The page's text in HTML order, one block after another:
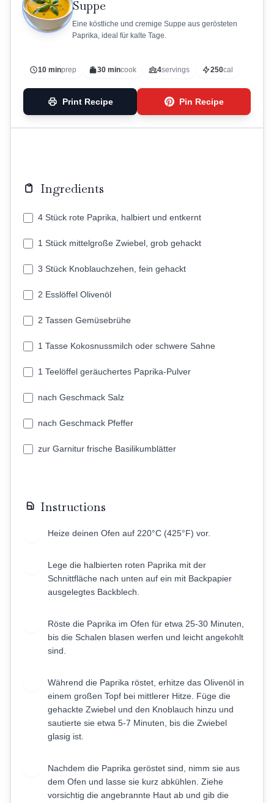
Suppe
Eine köstliche und cremige Suppe aus gerösteten
Paprika, ideal für kalte Tage.
10 minprep 30 mincook 4servings 250cal
Print Recipe Pin Recipe
Ingredients
4 Stück rote Paprika, halbiert und entkernt
1 Stück mittelgroße Zwiebel, grob gehackt
3 Stück Knoblauchzehen, fein gehackt
2 Esslöffel Olivenöl
2 Tassen Gemüsebrühe
1 Tasse Kokosnussmilch oder schwere Sahne
1 Teelöffel geräuchertes Paprika-Pulver
nach Geschmack Salz
nach Geschmack Pfeffer
zur Garnitur frische Basilikumblätter
Instructions
Heize deinen Ofen auf 220°C (425°F) vor.
Lege die halbierten roten Paprika mit der
Schnittfläche nach unten auf ein mit Backpapier
ausgelegtes Backblech.
Röste die Paprika im Ofen für etwa 25-30 Minuten,
bis die Schalen blasen werfen und leicht angekohlt
sind.
Während die Paprika röstet, erhitze das Olivenöl in
einem großen Topf bei mittlerer Hitze. Füge die
gehackte Zwiebel und den Knoblauch hinzu und
sautierte sie etwa 5-7 Minuten, bis die Zwiebel
glasig ist.
Nachdem die Paprika geröstet sind, nimm sie aus
dem Ofen und lasse sie kurz abkühlen. Ziehe
vorsichtig die angebrannte Haut ab und gib die